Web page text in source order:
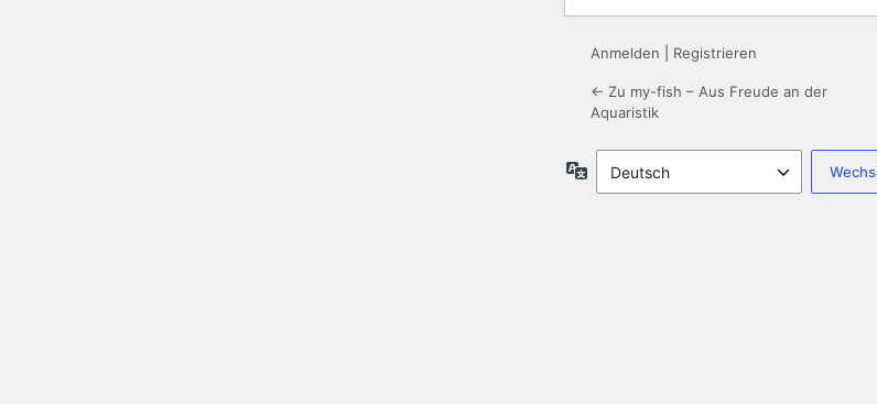
Anmelden Registrieren
← Zu my-fish – Aus Freude an der
Aquaristik
Sprache